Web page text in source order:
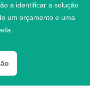
a identificar a solução
um orçamento e uma